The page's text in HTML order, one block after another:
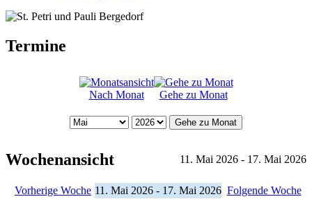
Termine
Nach Monat Gehe zu Monat
Gehe zu Monat
Wochenansicht 11. Mai 2026 - 17. Mai 2026
Vorherige Woche 11. Mai 2026 - 17. Mai 2026 Folgende Woche